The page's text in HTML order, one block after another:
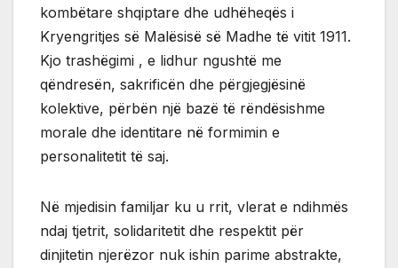
kombëtare shqiptare dhe udhëheqës i
Kryengritjes së Malësisë së Madhe të vitit 1911.
Kjo trashëgimi , e lidhur ngushtë me
qëndresën, sakrificën dhe përgjegjësinë
kolektive, përbën një bazë të rëndësishme
morale dhe identitare në formimin e
personalitetit të saj.
Në mjedisin familjar ku u rrit, vlerat e ndihmës
ndaj tjetrit, solidaritetit dhe respektit për
dinjitetin njerëzor nuk ishin parime abstrakte,